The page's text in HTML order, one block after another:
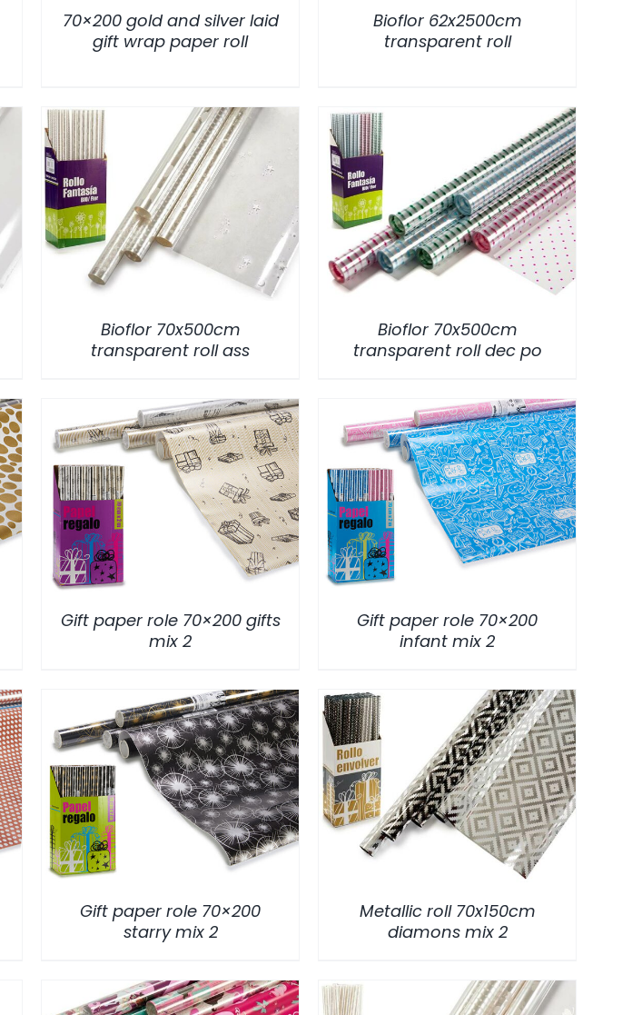
70×200 gold and silver laid
gift wrap paper roll
Bioflor 62x2500cm
transparent roll
/ DETALLES
Bioflor 70x500cm
transparent roll ass
/ DETALLES
Bioflor 70x500cm
transparent roll dec po
DETALLES
Gift paper role 70×200 gifts
mix 2
/ DETALLES
Gift paper role 70×200
infant mix 2
/ DETALLES
Gift paper role 70×200
starry mix 2
/ DETALLES
Metallic roll 70x150cm
diamons mix 2